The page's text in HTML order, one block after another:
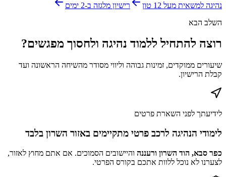
נהיגה למשאית מעל 12 טון
רישיון מלגזה ב-2 ימים
השלב הבא
רוצה להתחיל ללמוד נהיגה ולחסוך מפגשים?
שיעורים ממוקדים, זמינות גבוהה וליווי מסודר מהשיחה הראשונה ועד
קבלת הרישיון.
לידיעתך לפני השארת פרטים
לימודי הנהיגה לרכב פרטי מתקיימים באזור השרון בלבד
כפר סבא, הוד השרון ורעננה והיישובים הסמוכים. אם אתם מחוץ לאזור,
לצערנו לא נוכל ללוות אתכם בקורס הפרטי.